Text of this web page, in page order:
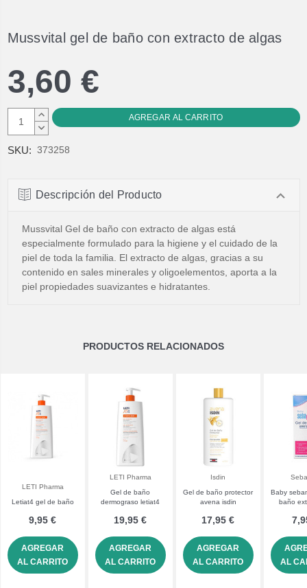
Mussvital gel de baño con extracto de algas
3,60 €
AUMENTAR
CANTIDAD:
DISMINUIR
SKU: 373258
Descripción del Producto
Mussvital Gel de baño con extracto de algas está
especialmente formulado para la higiene y el cuidado de la
piel de toda la familia. El extracto de algas, gracias a su
contenido en sales minerales y oligoelementos, aporta a la
piel propiedades suavizantes e hidratantes.
PRODUCTOS RELACIONADOS
LETI Pharma
Letiat4 gel de baño
9,95 €
AGREGAR
AL CARRITO
LETI Pharma
Gel de baño
dermograso letiat4
19,95 €
AGREGAR
AL CARRITO
Isdin
Gel de baño protector
avena isdin
17,95 €
AGREGAR
AL CARRITO
Baby
baño
AL